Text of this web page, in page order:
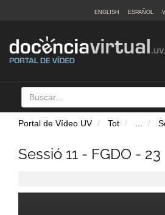
ENGLISH ESPAÑOL
Buscar
Portal de Vídeo UV Tot
Sessió 11 - FGDO - 23